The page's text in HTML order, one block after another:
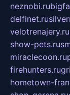
neznobi.ru
delfinet.ru
velotrenajery.ru
show-pets.ru
miraclecoon.ru
firehunters.ru
hometown-